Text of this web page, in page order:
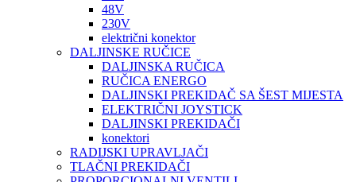
48V
230V
električni konektor
DALJINSKE RUČICE
DALJINSKA RUČICA
RUČICA ENERGO
DALJINSKI PREKIDAČ SA ŠEST MIJESTA
ELEKTRIČNI JOYSTICK
DALJINSKI PREKIDAČI
konektori
RADIJSKI UPRAVLJAČI
TLAČNI PREKIDAČI